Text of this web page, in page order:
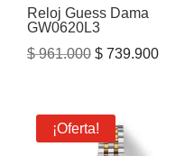
Reloj Guess Dama
GW0620L3
$961.000 El
era:
$ 961.000.
$ 739.900El
$
¡Oferta!